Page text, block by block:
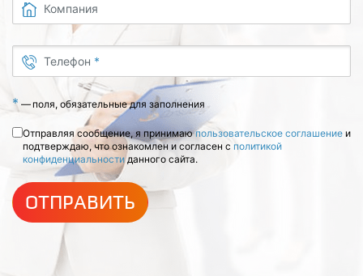
Компания
Телефон *
* —поля, обязательные для заполнения
Отправляя сообщение, я принимаюпользовательское соглашение и
подтверждаю, что ознакомлен и согласен с политикой
конфиденциальностиданного сайта.
ОТПРАВИТЬ